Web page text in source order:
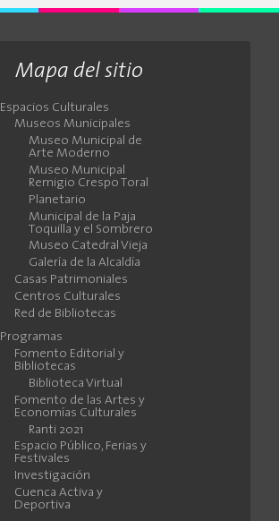
Mapa del sitio
Espacios Culturales
Museos Municipales
Museo Municipal de
Arte Moderno
Museo Municipal
Remigio Crespo Toral
Planetario
Municipal de la Paja
Toquilla y el Sombrero
Museo Catedral Vieja
Galería de la Alcaldía
Casas Patrimoniales
Centros Culturales
Red de Bibliotecas
Programas
Fomento Editorial y
Bibliotecas
Biblioteca Virtual
Fomento de las Artes y
Economías Culturales
Ranti 2021
Espacio Público, Ferias y
Festivales
Investigación
Cuenca Activa y
Deportiva